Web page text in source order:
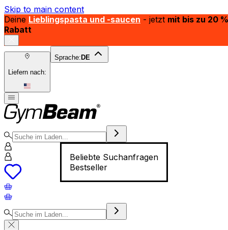
Skip to main content
Deine Lieblingspasta und -saucen - jetzt mit bis zu 20 %
Rabatt
Liefern nach:
Sprache: DE
Beliebte Suchanfragen
Bestseller